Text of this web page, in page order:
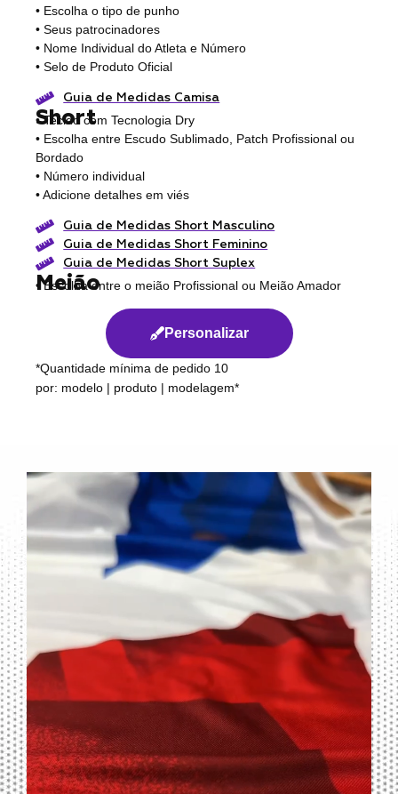
• Escolha o tipo de punho
• Seus patrocinadores
• Nome Individual do Atleta e Número
• Selo de Produto Oficial
Guia de Medidas Camisa
Short
• Tecido com Tecnologia Dry
• Escolha entre Escudo Sublimado, Patch Profissional ou
Bordado
• Número individual
• Adicione detalhes em viés
Guia de Medidas Short Masculino
Guia de Medidas Short Feminino
Guia de Medidas Short Suplex
Meião
• Escolha entre o meião Profissional ou Meião Amador
Personalizar
*Quantidade mínima de pedido 10
por: modelo | produto | modelagem*